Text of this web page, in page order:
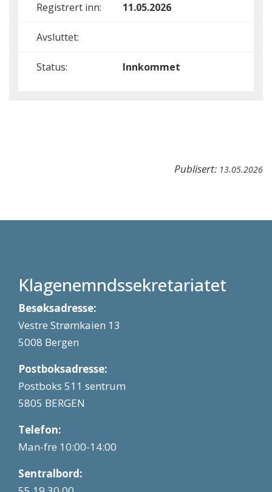
Registrert inn: 11.05.2026
Avsluttet:
Status: Innkommet
Publisert: 13.05.2026
Klagenemndssekretariatet
Besøksadresse:
Vestre Strømkaien 13
5008 Bergen
Postboksadresse:
Postboks 511 sentrum
5805 BERGEN
Telefon:
Man-fre 10:00-14:00
Sentralbord: